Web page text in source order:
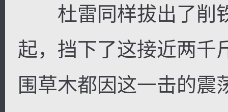
杜雷同样拔出了削
起，挡下了这接近两千
围草木都因这一击的震